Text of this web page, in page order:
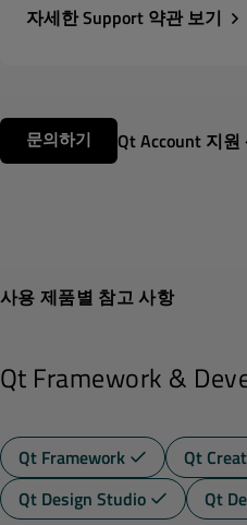
자세한 Support 약관 보기
문의하기 Qt Account 지
사용 제품별 참고 사항
Qt Framework &
Qt Framework
Qt
Qt Design Studio
Qt